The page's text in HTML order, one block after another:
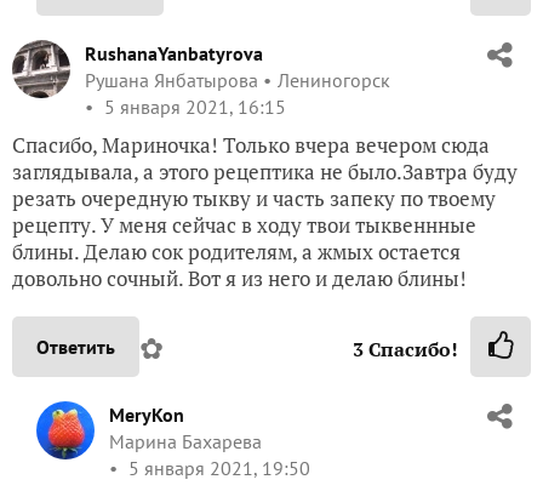
RushanaYanbatyrova
Рушана Янбатырова
Лениногорск
5 января 2021, 16:15
Спасибо, Мариночка! Только вчера вечером сюда
заглядывала, а этого рецептика не было.Завтра буду
резать очередную тыкву и часть запеку по твоему
рецепту. У меня сейчас в ходу твои тыквеннные
блины. Делаю сок родителям, а жмых остается
довольно сочный. Вот я из него и делаю блины!
Ответить ✿ 3Спасибо!
MeryKon
Марина Бахарева
5 января 2021, 19:50